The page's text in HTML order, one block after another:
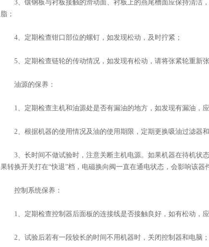
3、镶钢板与衬板接触的滑动面、衬板上的燕尾槽面应保持清洁
脂；
4、定期检查钳口部位的螺钉，如发现松动，及时拧紧；
5、定期检查链轮的传动情况，如发现有松动，请将张紧轮重新
油源的保养：
1、定期检查主机和油源处是否有漏油的地方，如发现有漏油，
2、根据机器的使用情况及油的使用期限，定期更换吸油过滤器
3、长时间不做试验时，注意关断主机电源。如果机器在待机状态
果转换开关打在“快退”档，电磁换向阀一直在通电状态，会影响该器
控制系统保养：
1、定期检查控制器后面板的连接线是否接触良好，如有松动，
2、试验后若有一段较长的时间不用机器时，关闭控制器和电脑；